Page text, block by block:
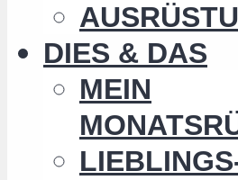
DIES & DAS
MEIN